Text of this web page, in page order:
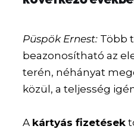
Püspök Ernest: Több
beazonosítható az
terén, néhányat
közül, a teljesség
A kártyás fizetések